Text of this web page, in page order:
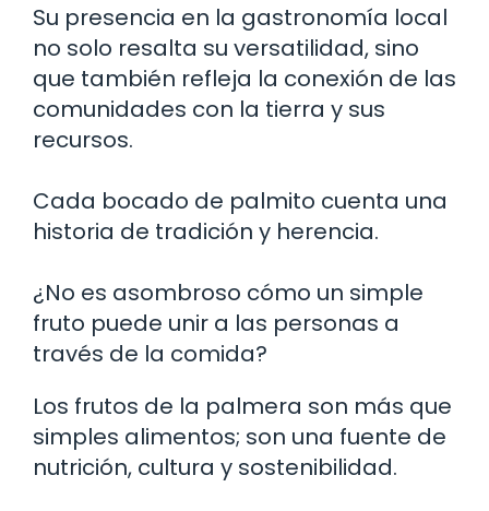
Su presencia en la gastronomía local
no solo resalta su versatilidad, sino
que también refleja la conexión de las
comunidades con la tierra y sus
recursos.
Cada bocado de palmito cuenta una
historia de tradición y herencia.
¿No es asombroso cómo un simple
fruto puede unir a las personas a
través de la comida?
Los frutos de la palmera son más que
simples alimentos; son una fuente de
nutrición, cultura y sostenibilidad.